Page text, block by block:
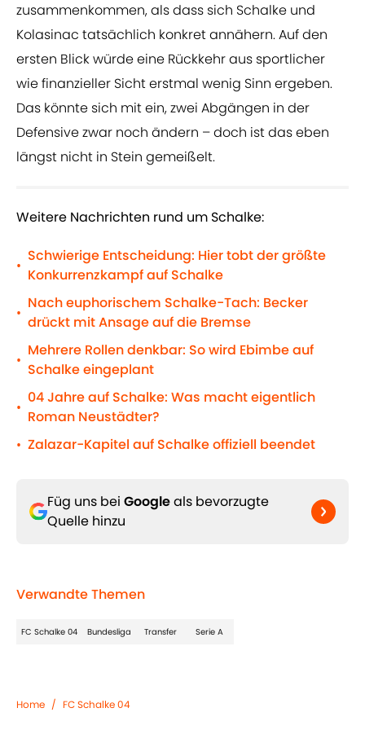
zusammenkommen, als dass sich Schalke und
Kolasinac tatsächlich konkret annähern. Auf den
ersten Blick würde eine Rückkehr aus sportlicher
wie finanzieller Sicht erstmal wenig Sinn ergeben.
Das könnte sich mit ein, zwei Abgängen in der
Defensive zwar noch ändern – doch ist das eben
längst nicht in Stein gemeißelt.
Weitere Nachrichten rund um Schalke:
•
Schwierige Entscheidung: Hier tobt der größte
Konkurrenzkampf auf Schalke
•
Nach euphorischem Schalke-Tach: Becker
drückt mit Ansage auf die Bremse
•
Mehrere Rollen denkbar: So wird Ebimbe auf
Schalke eingeplant
•
04 Jahre auf Schalke: Was macht eigentlich
Roman Neustädter?
• Zalazar-Kapitel auf Schalke offiziell beendet
Füg uns bei Googleals bevorzugte
Quelle hinzu
Verwandte Themen
FC Schalke 04 Bundesliga Transfer Serie A
Home / FC Schalke 04